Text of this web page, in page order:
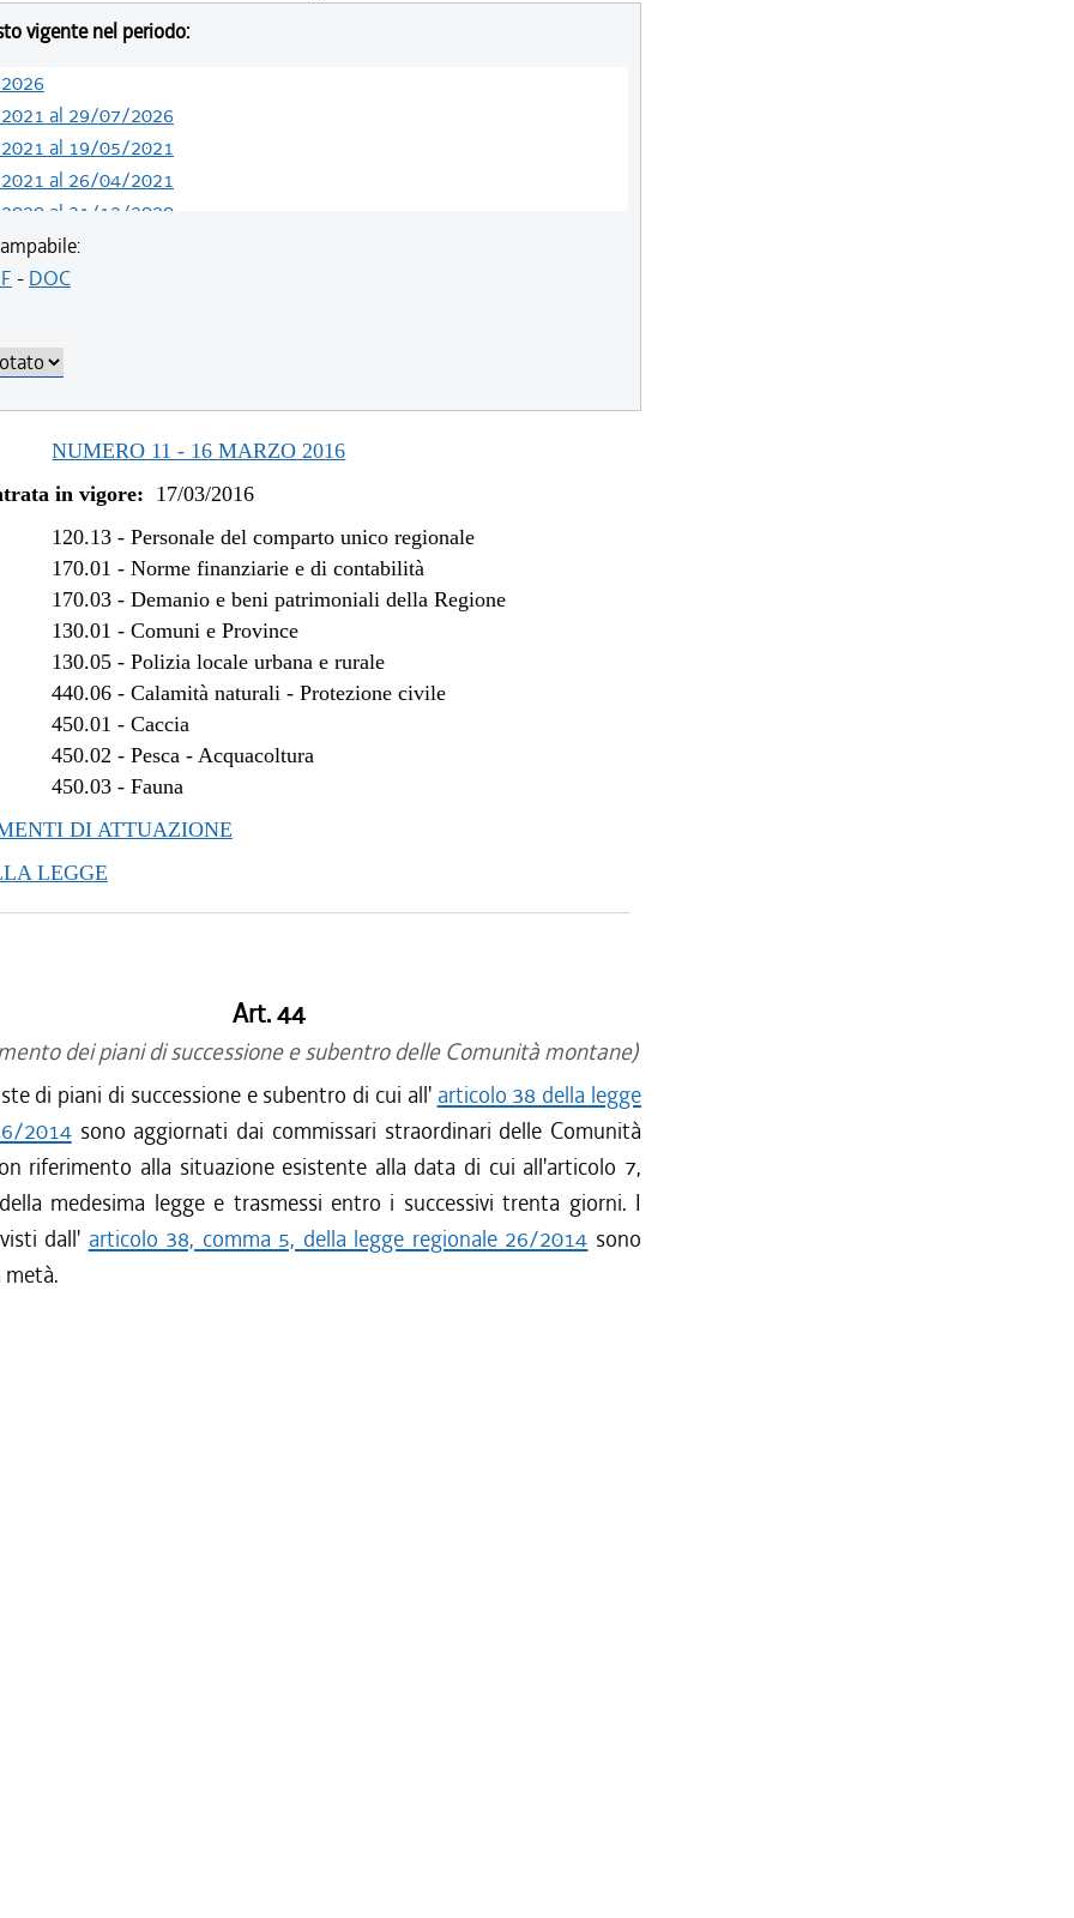
vigente nel periodo:
al 29/07/2026
al 19/05/2021
al 26/04/2021
al 31/12/2020
al 10/08/2020
al 30/06/2020
al 31/12/2018
al 04/01/2018
al 31/12/2017
al 09/08/2017
- DOC
NUMERO 11 - 16 MARZO 2016
in vigore: 17/03/2016
120.13 -Personale del comparto unico regionale
170.01 -Norme finanziarie e di contabilità
170.03 -Demanio e beni patrimoniali della Regione
130.01 -Comuni e Province
130.05 -Polizia locale urbana e rurale
440.06 -Calamità naturali - Protezione civile
450.01 -Caccia
450.02 -Pesca - Acquacoltura
450.03 -Fauna
DI ATTUAZIONE
LEGGE
Art. 44
dei piani di successione e subentro delle Comunità montane)
di piani di successione e subentro di cui all' articolo 38 della legge
2014sono aggiornati dai commissari straordinari delle Comunità
riferimento alla situazione esistente alla data di cui all'articolo 7,
medesima legge e trasmessi entro i successivi trenta giorni. I
dall' articolo 38, comma 5, della legge regionale 26/2014 sono